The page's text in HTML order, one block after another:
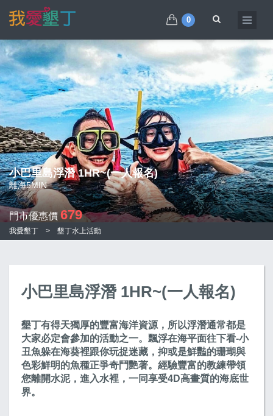
0
小巴里島浮潛 1HR~(一人報名)
離海5MIN
門市優惠價 679
我愛墾丁 > 墾丁水上活動
小巴里島浮潛 1HR~(一人報名)
墾丁有得天獨厚的豐富海洋資源，所以浮潛通常都是
大家必定會參加的活動之一。飄浮在海平面往下看-小
丑魚躲在海葵裡跟你玩捉迷藏，抑或是鮮豔的珊瑚與
色彩鮮明的魚種正爭奇鬥艷著。經驗豐富的教練帶領
您離開水泥，進入水裡，一同享受4D高畫質的海底世
界。